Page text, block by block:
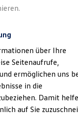
& Rechtliches
über Ihre
Seitenaufrufe,
ermöglichen uns
in die
Damit
auf Sie